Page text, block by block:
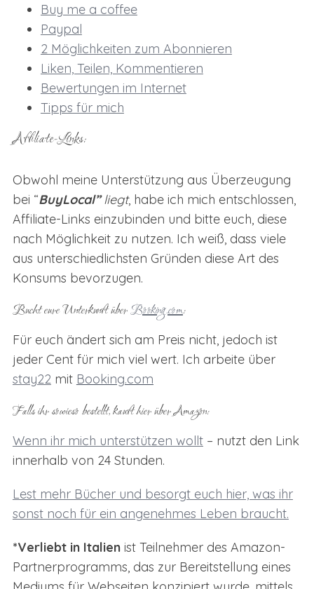
Buy me a coffee
Paypal
2 Möglichkeiten zum Abonnieren
Liken, Teilen, Kommentieren
Bewertungen im Internet
Tipps für mich
Affiliate-Links:
Obwohl meine Unterstützung aus Überzeugung
bei “BuyLocal”liegt, habe ich mich entschlossen,
Affiliate-Links einzubinden und bitte euch, diese
nach Möglichkeit zu nutzen. Ich weiß, dass viele
aus unterschiedlichsten Gründen diese Art des
Konsums bevorzugen.
Bucht eure Unterkunft überBooking.com:
Für euch ändert sich am Preis nicht, jedoch ist
jeder Cent für mich viel wert. Ich arbeite über
stay22mit Booking.com
Falls ihr sowieso bestellt, kauft hier über Amazon:
Wenn ihr mich unterstützen wollt– nutzt den Link
innerhalb von 24 Stunden.
Lest mehr Bücher und besorgt euch hier, was ihr
sonst noch für ein angenehmes Leben braucht.
*Verliebt in Italienist Teilnehmer des Amazon-
Partnerprogramms, das zur Bereitstellung eines